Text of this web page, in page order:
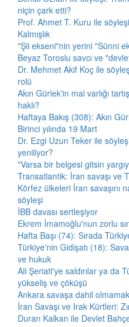
niçin çark etti?
Prof. Ahmet T. Kuru ile
Kalmışlık
"Şii ekseni"nin yerini "Sünni
Beyaz Toroslu savcı ve
Dr. Mehmet Akif Koç ile
rolü
Akın Gürlek'in mal varlığı
haklı?
Haftaya Bakış (308): Akın
Birinci yılında 19 Mart
Dr. Ezgi Uzun Teker ile
yeniliyor?
"Varsa bir belgesi gitsin
Transatlantik: İran savaşı ve
Körfez ülkeleri İran savaşını
söyleşi
İBB davası sertleşiyor
Ekrem İmamoğlu'nun zorlu
Hafta Başı (74): Sırada
Türkiye'nin Gidişatı (18):
ve hukuk
Ali Şeriati'ye saldırılar ya da
yükseliş ve çöküşü
Ankara savaşa dahil
İran Savaşı ve Irak Kürtleri:
Duran Kalkan ile Devlet